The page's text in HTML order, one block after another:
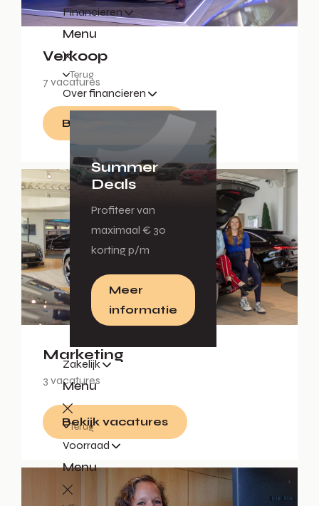
Financieren
Menu
Terug
Over financieren
Summer
Deals
Profiteer van
maximaal € 30
korting p/m
Meer
informatie
Zakelijk
Menu
Terug
Voorraad
Menu
Verkoop
7 vacatures
Bekijk vacatures
Marketing
3 vacatures
Bekijk vacatures